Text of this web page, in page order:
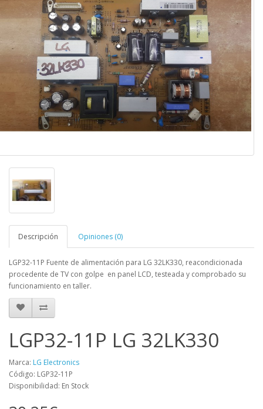
Descripción Opiniones (0)
LGP32-11P Fuente de alimentación para LG 32LK330, reacondicionada
procedente de TV con golpe en panel LCD, testeada y comprobado su
funcionamiento en taller.
LGP32-11P LG 32LK330
Marca: LG Electronics
Código: LGP32-11P
Disponibilidad: En Stock